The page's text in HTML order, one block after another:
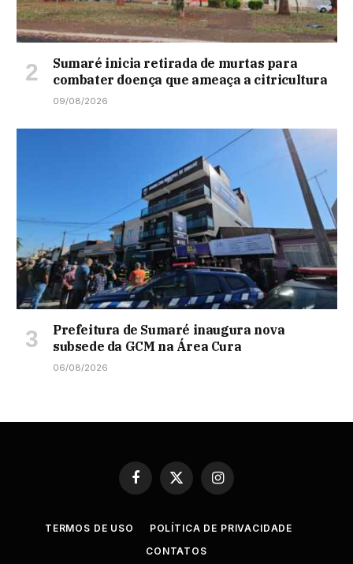
Sumaré inicia retirada de murtas para
combater doença que ameaça a citricultura
09/08/2026
Prefeitura de Sumaré inaugura nova
subsede da GCM na Área Cura
06/08/2026
Facebook
X
(Twitter)
Instagram
TERMOS DE USO
POLÍTICA DE PRIVACIDADE
CONTATOS